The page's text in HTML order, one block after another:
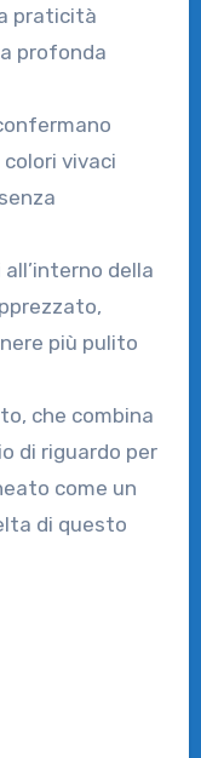
praticità
profonda
vivaci
della
più pulito
che combina
di riguardo per
come un
di questo